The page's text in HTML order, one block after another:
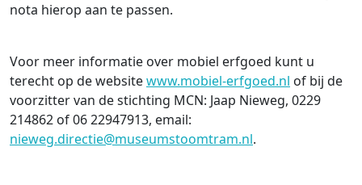
nota hierop aan te passen.
Voor meer informatie over mobiel erfgoed kunt u
terecht op de websitewww.mobiel-erfgoed.nl of bij de
voorzitter van de stichting MCN: Jaap Nieweg, 0229
214862 of 06 22947913, email:
nieweg.directie@museumstoomtram.nl.